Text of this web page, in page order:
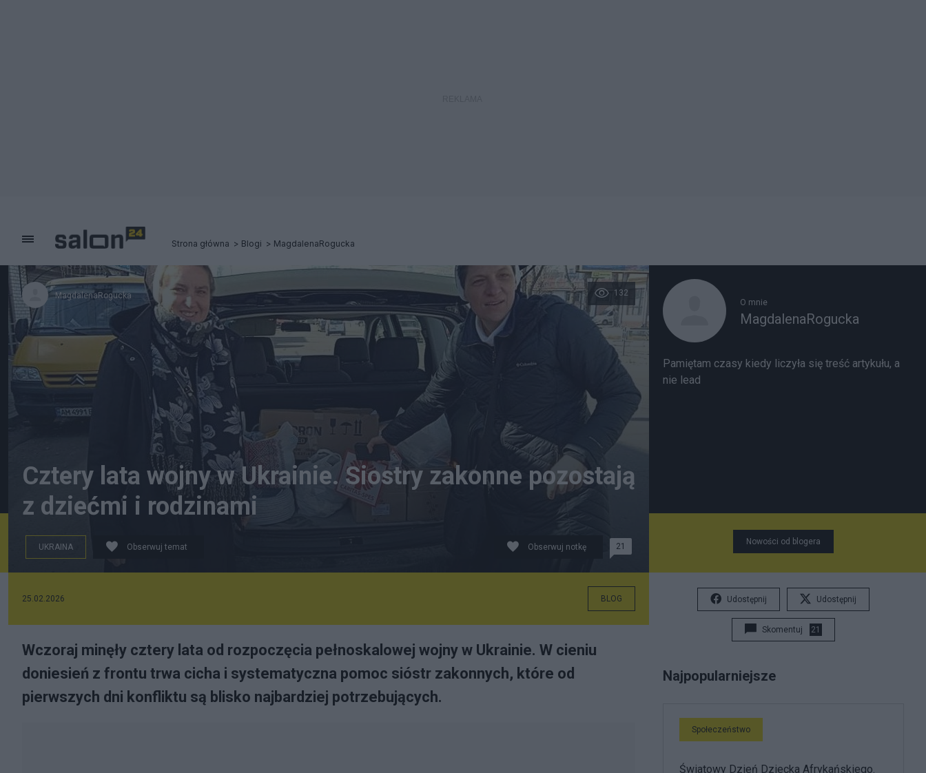
Strona główna Blogi MagdalenaRogucka
MagdalenaRogucka 132
Cztery lata wojny w Ukrainie. Siostry zakonne pozostają
z dziećmi i rodzinami
UKRAINA Obserwuj temat Obserwuj notkę 21
25.02.2026 BLOG
Wczoraj minęły cztery lata od rozpoczęcia pełnoskalowej wojny w Ukrainie. W cieniu
doniesień z frontu trwa cicha i systematyczna pomoc sióstr zakonnych, które od
pierwszych dni konfliktu są blisko najbardziej potrzebujących.
O mnie
MagdalenaRogucka
Pamiętam czasy kiedy liczyła się treść artykułu, a
nie lead
Nowości od blogera
Udostępnij Udostępnij
Skomentuj 21
Najpopularniejsze
Społeczeństwo
Światowy Dzień Dziecka Afrykańskiego.